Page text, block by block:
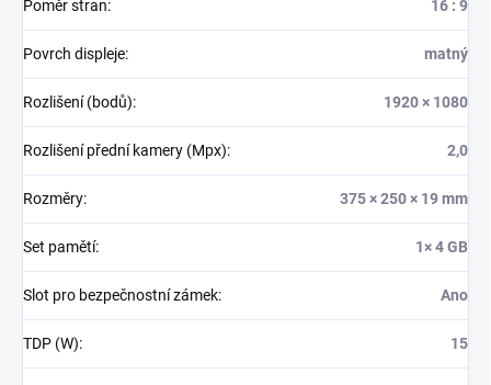
Poměr stran: 16 : 9
Povrch displeje: matný
Rozlišení (bodů): 1920 × 1080
Rozlišení přední kamery (Mpx): 2,0
Rozměry: 375 × 250 × 19 mm
Set pamětí: 1× 4 GB
Slot pro bezpečnostní zámek: Ano
TDP (W): 15